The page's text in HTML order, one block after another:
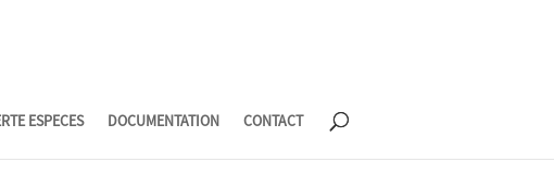
ESPECES DOCUMENTATION CONTACT